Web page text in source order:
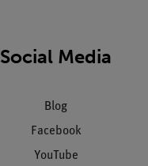
Social Media
Blog
Facebook
YouTube